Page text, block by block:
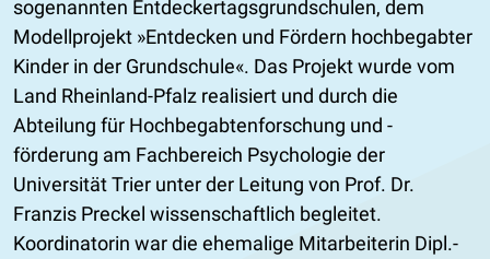
sogenannten Entdeckertagsgrundschulen, dem
Modellprojekt
Entdecken und Fördern hochbegabter
Kinder in der Grundschule . Das Projekt wurde vom
Land Rheinland-Pfalz realisiert und durch die
Abteilung für Hochbegabtenforschung und -
förderung am Fachbereich Psychologie der
Universität Trier unter der Leitung von Prof. Dr.
Franzis Preckel wissenschaftlich begleitet.
Koordinatorin war die ehemalige Mitarbeiterin Dipl.-